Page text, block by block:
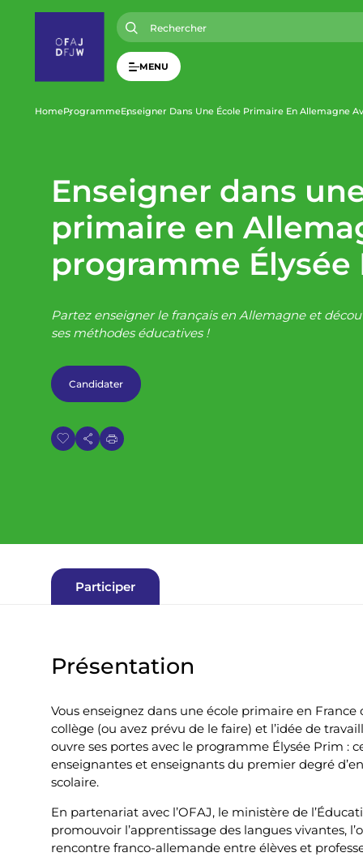
MENU
F
d
A
n
HomeProgrammeEnseigner Dans Une École Primaire En Allemagne
Enseigner dans
primaire en
programme Élysée
Partez enseigner le français en Allemagne et
ses méthodes éducatives !
Candidater
Participer
Présentation
Vous enseignez dans une école primaire en
collège (ou avez prévu de le faire) et l’idée de
ouvre ses portes avec le programme Élysée Prim
enseignantes et enseignants du premier degré
scolaire.
En partenariat avec l’OFAJ, le ministère de
promouvoir l’apprentissage des langues vivantes,
rencontre franco-allemande entre élèves et